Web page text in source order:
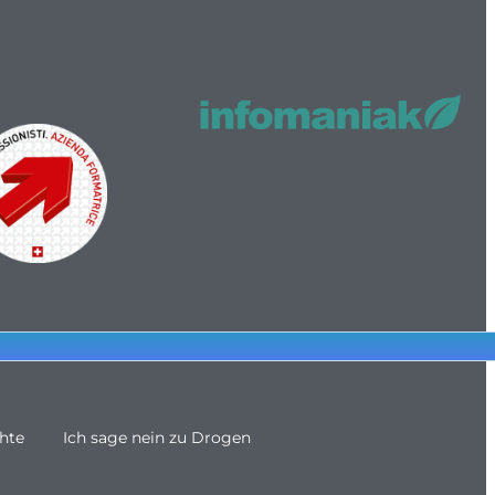
Ich sage nein zu Drogen